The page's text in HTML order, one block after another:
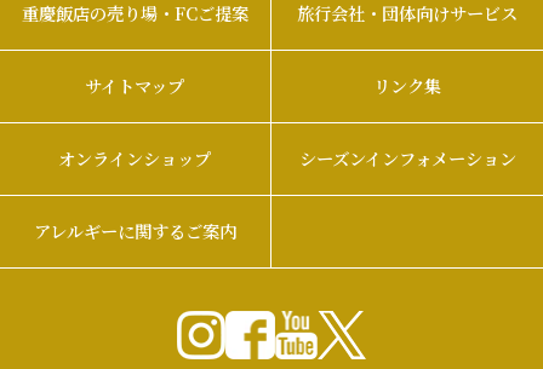
重慶飯店の売り場・FCご提案 旅行会社・団体向けサービス
サイトマップ リンク集
オンラインショップ シーズンインフォメーション
アレルギーに関するご案内